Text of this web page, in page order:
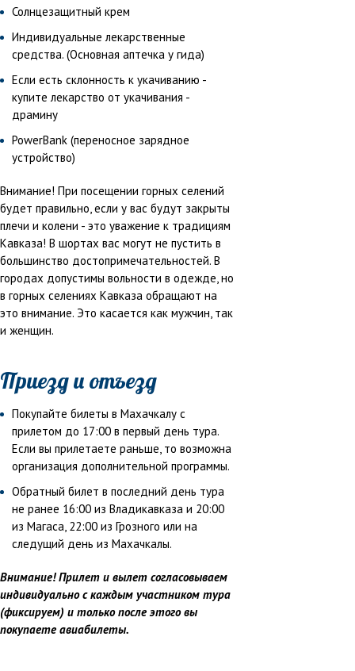
Солнцезащитный крем
Индивидуальные лекарственные
средства. (Основная аптечка у гида)
Если есть склонность к укачиванию -
купите лекарство от укачивания -
драмину
PowerBank (переносное зарядное
устройство)
Внимание! При посещении горных селений
будет правильно, если у вас будут закрыты
плечи и колени - это уважение к традициям
Кавказа! В шортах вас могут не пустить в
большинство достопримечательностей. В
городах допустимы вольности в одежде, но
в горных селениях Кавказа обращают на
это внимание. Это касается как мужчин, так
и женщин.
Приезд и отъезд
Покупайте билеты в Махачкалу с
прилетом до 17:00 в первый день тура.
Если вы прилетаете раньше, то возможна
организация дополнительной программы.
Обратный билет в последний день тура
не ранее 16:00 из Владикавказа и 20:00
из Магаса, 22:00 из Грозного или на
следущий день из Махачкалы.
Внимание! Прилет и вылет согласовываем
индивидуально с каждым участником тура
(фиксируем) и только после этого вы
покупаете авиабилеты.